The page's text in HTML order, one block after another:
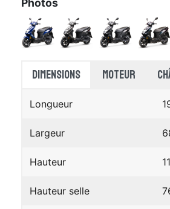
Photos
Dimensions Moteur
Longueur
Largeur
Hauteur
Hauteur selle